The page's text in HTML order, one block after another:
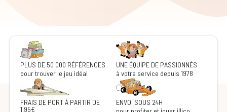
PLUS DE 50 000 RÉFÉRENCES
pour trouver le jeu idéal
UNE ÉQUIPE DE PASSIONNÉS
à votre service depuis 1978
FRAIS DE PORT À PARTIR DE
1,95€
ENVOI SOUS 24H